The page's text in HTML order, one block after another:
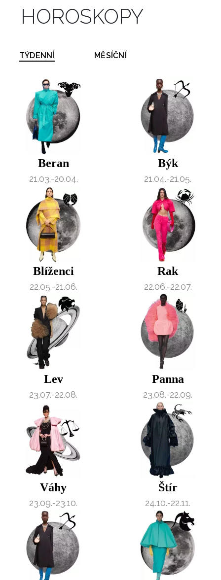
HOROSKOPY
TÝDENNÍ MĚSÍČNÍ
Beran
21.03.-20.04.
Býk
21.04.-21.05.
Blíženci
22.05.-21.06.
Rak
22.06.-22.07.
Lev
23.07.-22.08.
Panna
23.08.-22.09.
Váhy
23.09.-23.10.
Štír
24.10.-22.11.